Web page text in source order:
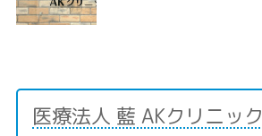
医療法人 藍 AKクリニック